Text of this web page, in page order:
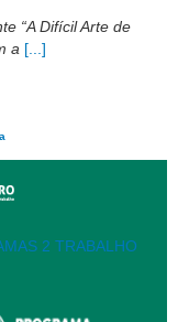
“A Difícil Arte de
a [...]